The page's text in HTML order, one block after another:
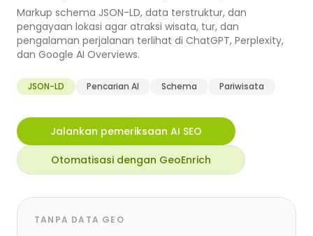
Markup schema JSON-LD, data terstruktur, dan
pengayaan lokasi agar atraksi wisata, tur, dan
pengalaman perjalanan terlihat di ChatGPT, Perplexity,
dan Google AI Overviews.
JSON-LD Pencarian AI Schema Pariwisata
Jalankan pemeriksaan AI SEO
Otomatisasi dengan GeoEnrich
TANPA DATA GEO